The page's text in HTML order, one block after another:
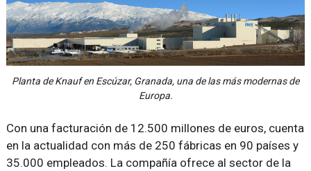
Planta de Knauf en Escúzar, Granada, una de las más modernas de
Europa.
Con una facturación de 12.500 millones de euros, cuenta
en la actualidad con más de 250 fábricas en 90 países y
35.000 empleados. La compañía ofrece al sector de la